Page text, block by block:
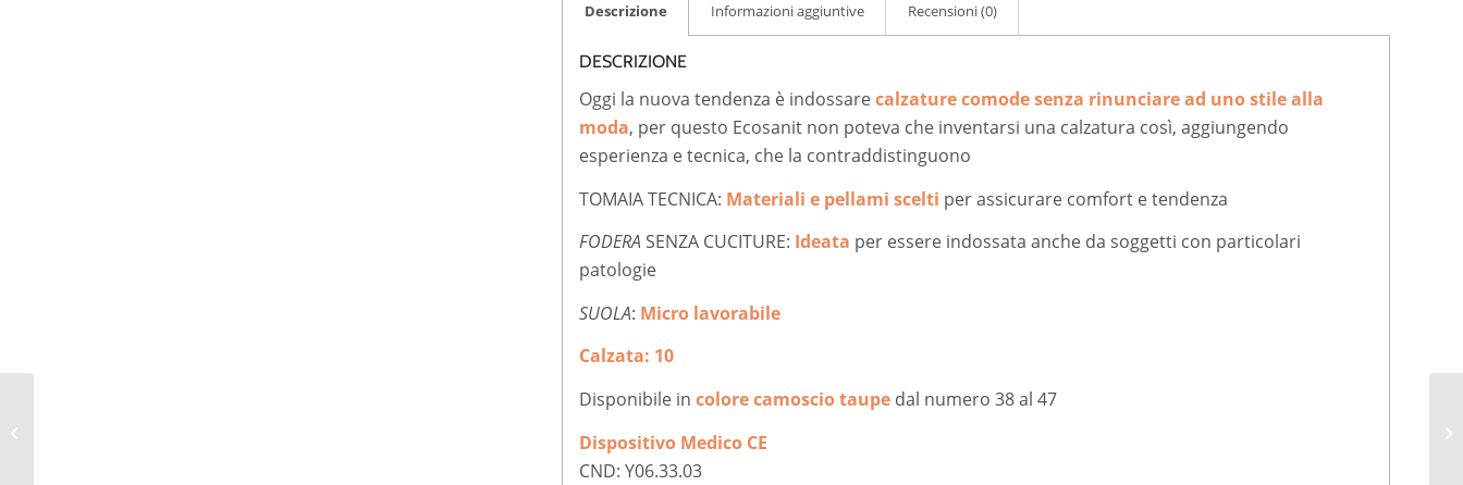
Descrizione Informazioni aggiuntive Recensioni (0)
DESCRIZIONE
Oggi la nuova tendenza è indossarecalzature comode senza rinunciare ad uno stile alla
moda, per questo Ecosanit non poteva che inventarsi una calzatura così, aggiungendo
esperienza e tecnica, che la contraddistinguono
TOMAIA TECNICA: Materiali e pellami scelti per assicurare comfort e tendenza
FODERA SENZA CUCITURE: Ideata per essere indossata anche da soggetti con particolari
patologie
SUOLA: Micro lavorabile
Calzata: 10
Disponibile incolore camoscio taupe dal numero 38 al 47
Dispositivo Medico CE
CND: Y06.33.03